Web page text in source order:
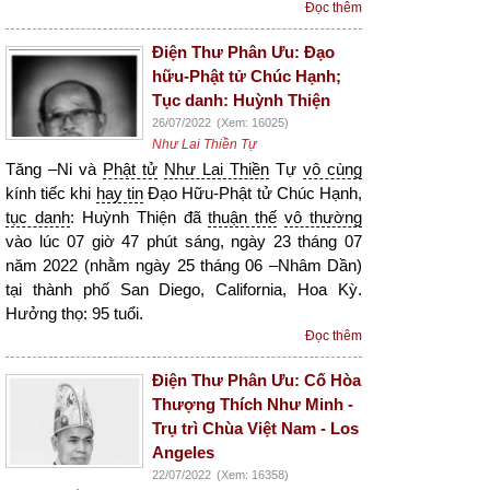
Đọc thêm
Điện Thư Phân Ưu: Đạo
hữu-Phật tử Chúc Hạnh;
Tục danh: Huỳnh Thiện
26/07/2022 (Xem: 16025)
Như Lai Thiền Tự
Tăng –Ni và Phật tử Như Lai Thiền Tự vô cùng
kính tiếc khi hay tinĐạo Hữu-Phật tử Chúc Hạnh,
tục danh: Huỳnh Thiện đãthuận thế vô thường
vào lúc 07 giờ 47 phút sáng, ngày 23 tháng 07
năm 2022 (nhằm ngày 25 tháng 06 –Nhâm Dần)
tại thành phố San Diego, California, Hoa Kỳ.
Hưởng thọ: 95 tuổi.
Đọc thêm
Điện Thư Phân Ưu: Cố Hòa
Thượng Thích Như Minh -
Trụ trì Chùa Việt Nam - Los
Angeles
22/07/2022 (Xem: 16358)